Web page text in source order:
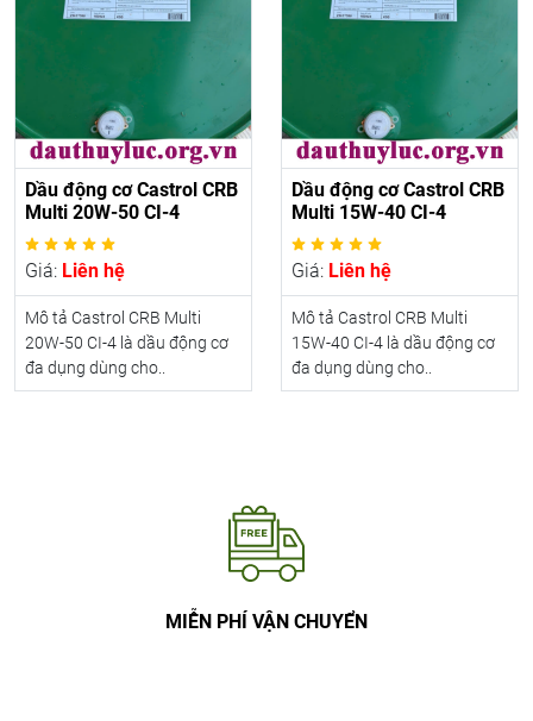
Dầu động cơ Castrol CRB
Multi 20W-50 CI-4
Giá: Liên hệ
Mô tả Castrol CRB Multi
20W-50 CI-4 là dầu động cơ
đa dụng dùng cho..
Dầu động cơ Castrol CRB
Multi 15W-40 CI-4
Giá: Liên hệ
Mô tả Castrol CRB Multi
15W-40 CI-4 là dầu động cơ
đa dụng dùng cho..
MIỄN PHÍ VẬN CHUYỂN